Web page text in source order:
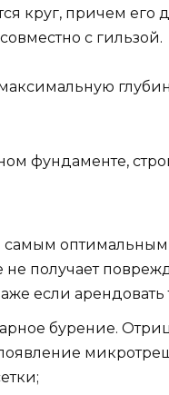
круг, причем
с гильзой.
фундаменте,
самым
получает
если арендовать
бурение.